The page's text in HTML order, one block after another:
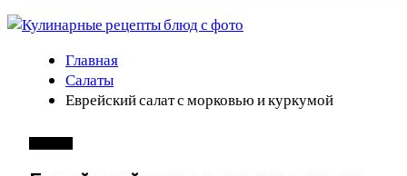
Главная
Салаты
Еврейский салат с морковью и куркумой